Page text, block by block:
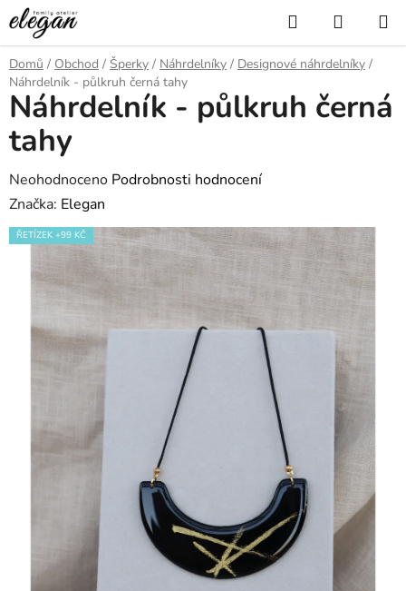
Přejít
na
obsah
Hledat
KOŠÍK
Domů / Obchod / Šperky / Náhrdelníky / Designové náhrdelníky /
Náhrdelník - půlkruh černá tahy
Náhrdelník - půlkruh černá
tahy
Průměrné
hodnocení
produktu
hvězdiček.
Neohodnoceno Podrobnosti hodnocení
Značka: Elegan
ŘETÍZEK +99 KČ